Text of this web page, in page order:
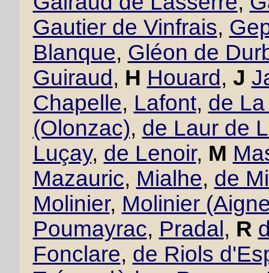
Gautier de Vinfrais,
Blanque, Gléon de
Guiraud , H Houard , J
Chapelle, Lafont, de
(Olonzac), de Laur de
Luçay, de Lenoir, M
Mazauric, Mialhe, de
Molinier, Molinier
Poumayrac, Pradal , R
Fonclare, de Riols